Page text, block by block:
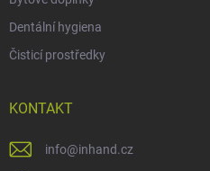
Dentální hygiena
Čisticí prostředky
KONTAKT
info@inhand.cz